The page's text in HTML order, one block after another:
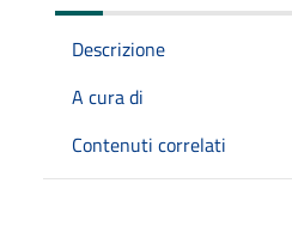
Descrizione
A cura di
Contenuti correlati